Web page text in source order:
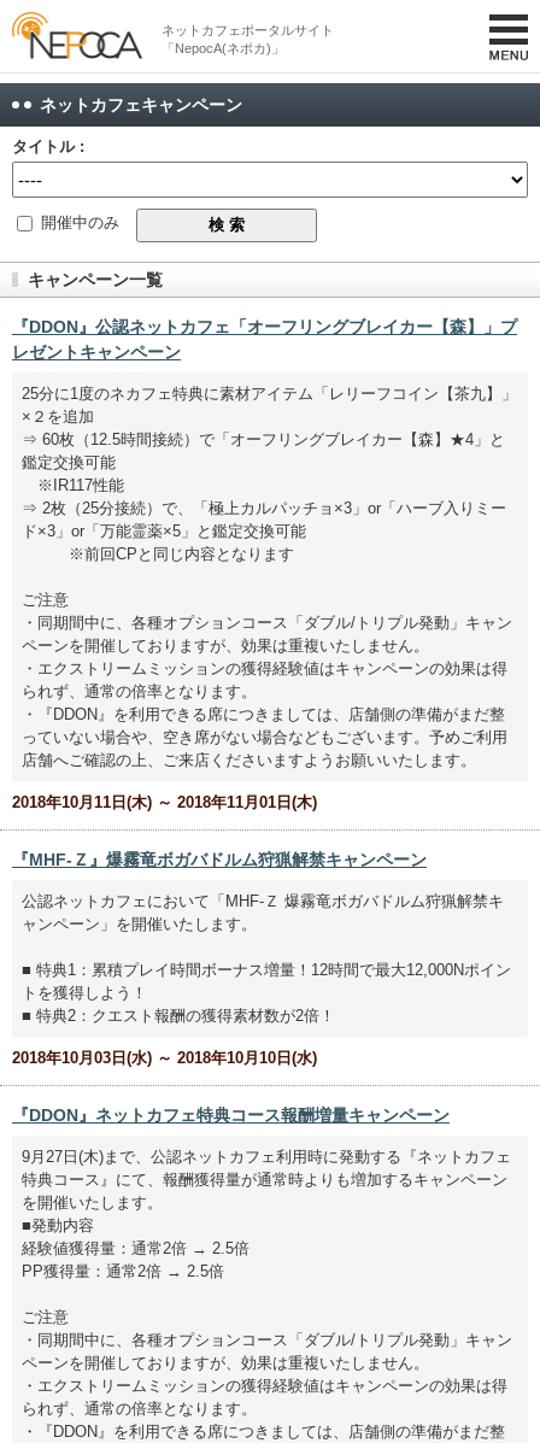
ネットカフェポータルサイト
「NepocA(ネポカ)」
ネットカフェキャンペーン
タイトル :
開催中のみ
キャンペーン一覧
『DDON』公認ネットカフェ「オーフリングブレイカー【森】」プ
レゼントキャンペーン
25分に1度のネカフェ特典に素材アイテム「レリーフコイン【茶九】」
×２を追加
⇒ 60枚（12.5時間接続）で「オーフリングブレイカー【森】★4」と
鑑定交換可能
※IR117性能
⇒ 2枚（25分接続）で、「極上カルパッチョ×3」or「ハーブ入りミー
ド×3」or「万能霊薬×5」と鑑定交換可能
※前回CPと同じ内容となります
ご注意
・同期間中に、各種オプションコース「ダブル/トリプル発動」キャン
ペーンを開催しておりますが、効果は重複いたしません。
・エクストリームミッションの獲得経験値はキャンペーンの効果は得
られず、通常の倍率となります。
・『DDON』を利用できる席につきましては、店舗側の準備がまだ整
っていない場合や、空き席がない場合などもございます。予めご利用
店舗へご確認の上、ご来店くださいますようお願いいたします。
2018年10月11日(木) ～ 2018年11月01日(木)
『MHF-Ｚ』爆霧竜ボガバドルム狩猟解禁キャンペーン
公認ネットカフェにおいて「MHF-Ｚ 爆霧竜ボガバドルム狩猟解禁キ
ャンペーン」を開催いたします。
■ 特典1：累積プレイ時間ボーナス増量！12時間で最大12,000Nポイン
トを獲得しよう！
■ 特典2：クエスト報酬の獲得素材数が2倍！
2018年10月03日(水) ～ 2018年10月10日(水)
『DDON』ネットカフェ特典コース報酬増量キャンペーン
9月27日(木)まで、公認ネットカフェ利用時に発動する『ネットカフェ
特典コース』にて、報酬獲得量が通常時よりも増加するキャンペーン
を開催いたします。
■発動内容
経験値獲得量：通常2倍 → 2.5倍
PP獲得量：通常2倍 → 2.5倍
ご注意
・同期間中に、各種オプションコース「ダブル/トリプル発動」キャン
ペーンを開催しておりますが、効果は重複いたしません。
・エクストリームミッションの獲得経験値はキャンペーンの効果は得
られず、通常の倍率となります。
・『DDON』を利用できる席につきましては、店舗側の準備がまだ整